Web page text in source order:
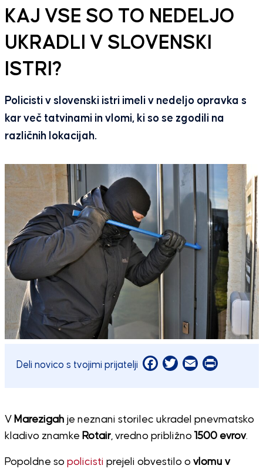
KAJ VSE SO TO NEDELJO
UKRADLI V SLOVENSKI
ISTRI?
Policisti v slovenski istri imeli v nedeljo opravka s
kar več tatvinami in vlomi, ki so se zgodili na
različnih lokacijah.
Deli novico s tvojimi prijatelji Facebook
Twitter
EmailPrint
V Marezigah je neznani storilec ukradel pnevmatsko
kladivo znamke Rotair, vredno približno 1500 evrov.
Popoldne so policisti prejeli obvestilo o vlomu v